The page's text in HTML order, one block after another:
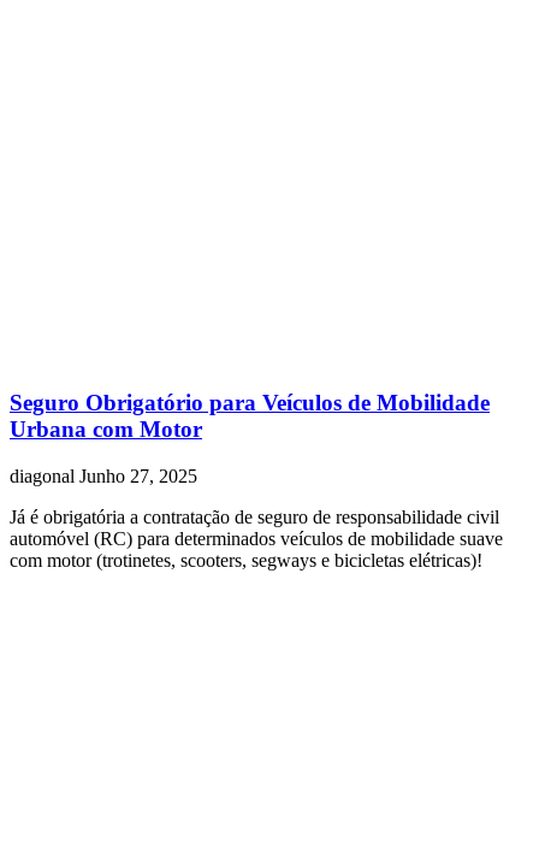
Seguro Obrigatório para Veículos de Mobilidade
Urbana com Motor
diagonal Junho 27, 2025
Já é obrigatória a contratação de seguro de responsabilidade civil
automóvel (RC) para determinados veículos de mobilidade suave
com motor (trotinetes, scooters, segways e bicicletas elétricas)!